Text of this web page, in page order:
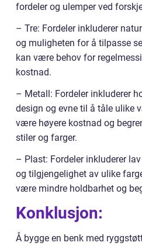
fordeler og ulemper ved
– Tre: Fordeler inkluderer
og muligheten for å tilpasse
kan være behov for
kostnad.
– Metall: Fordeler inkluderer
design og evne til å tåle ulike
være høyere kostnad og
stiler og farger.
– Plast: Fordeler inkluderer
og tilgjengelighet av ulike
være mindre holdbarhet og
Konklusjon:
Å bygge en benk med